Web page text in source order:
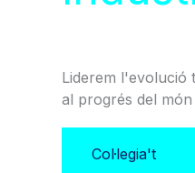
Liderem l'evolució
al progrés del
Col·legia't